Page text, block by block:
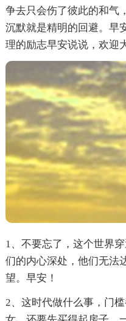
争去只会伤了彼此的和气
沉默就是精明的回避。早
理的励志早安说说，欢迎
1、不要忘了，这个世界
们的内心深处，他们无法
望。早安！
2、这时代做什么事，门